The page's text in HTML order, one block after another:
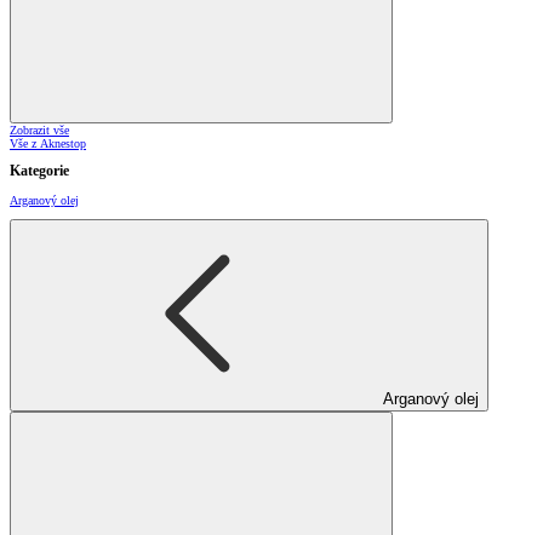
Zobrazit vše
Vše z Aknestop
Kategorie
Arganový olej
Arganový olej